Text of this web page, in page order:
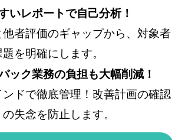
いレポートで自己分析！
者評価のギャップから、対象者
を明確にします。
ック業務の負担も大幅削減！
ンドで徹底管理！改善計画の確認
失念を防止します。